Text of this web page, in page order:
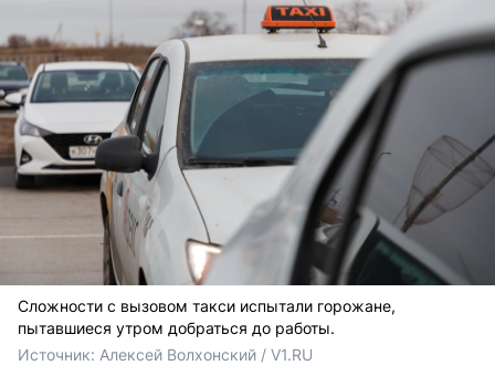
Сложности с вызовом такси испытали горожане,
пытавшиеся утром добраться до работы.
Источник: Алексей Волхонский / V1.RU